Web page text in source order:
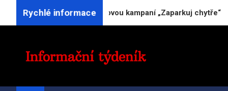
Rychlé informace
20 let na trhu novou kampaní „Zaparkuj chytře“
INFORMAČNÍ-